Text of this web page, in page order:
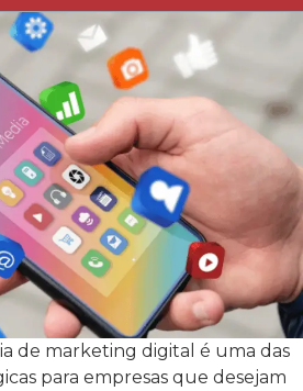
de marketing digital é uma das
para empresas que desejam